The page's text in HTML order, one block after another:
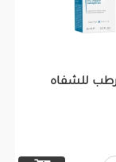
للشفاه